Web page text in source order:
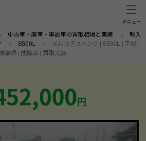
中古車・廃車・事故車の買取相場と実績 > 輸入
> S500L >
メルセデスベンツ | S500L | 平成1
阜県 | 故障車 | 買取実績
円